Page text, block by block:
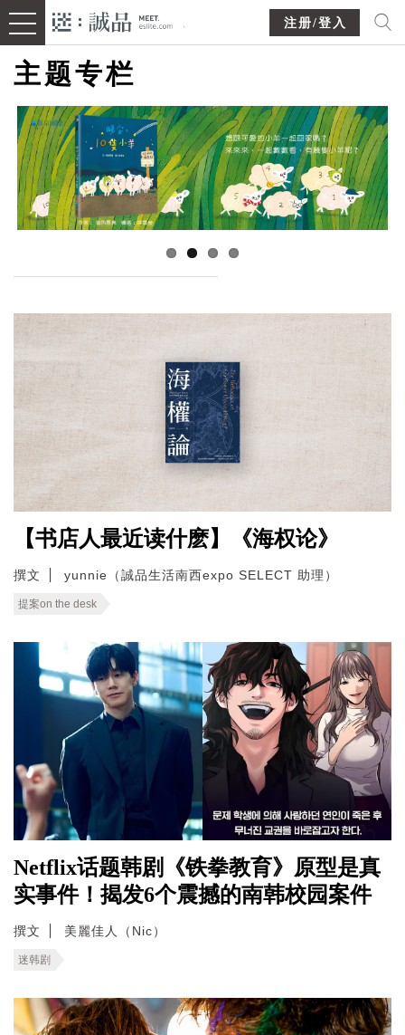
注册/登入
主题专栏
【书店人最近读什麽】《海权论》
撰文 yunnie（誠品生活南西expo SELECT 助理）
提案on the desk
Netflix话题韩剧《铁拳教育》原型是真
实事件！揭发6个震撼的南韩校园案件
撰文 美麗佳人（Nic）
迷韩剧